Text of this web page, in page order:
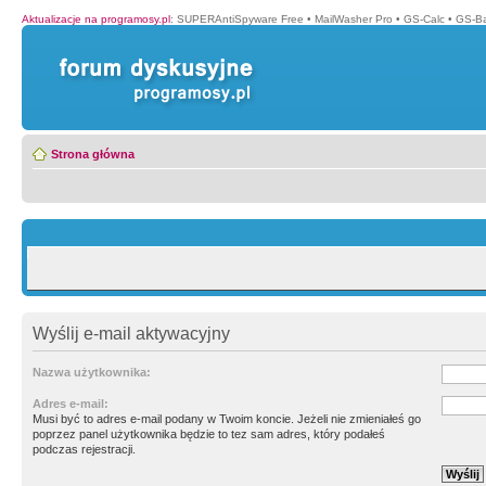
Aktualizacje na programosy.pl: SUPERAntiSpyware Free • MailWasher Pro • GS-Calc • GS-
Strona główna
Wyślij e-mail aktywacyjny
Nazwa użytkownika:
Adres e-mail:
Musi być to adres e-mail podany w Twoim koncie. Jeżeli nie zmieniałeś go
poprzez panel użytkownika będzie to tez sam adres, który podałeś
podczas rejestracji.